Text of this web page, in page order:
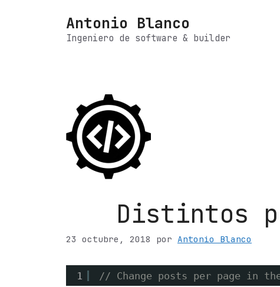
Antonio Blanco
Ingeniero de software & builder
Distintos
23 octubre, 2018 por Antonio Blanco
1 // Change posts per page in